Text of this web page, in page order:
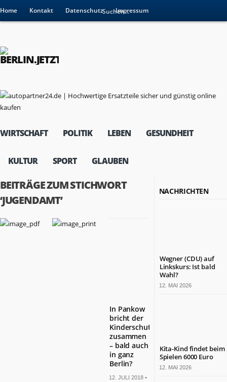
Home Kontakt Datenschutz Impressum
WIRTSCHAFT POLITIK LEBEN GESUNDHEIT
KULTUR SPORT GLAUBEN
BEITRÄGE ZUM STICHWORT
‘JUGENDAMT’
In Pankow
bricht der
Kinderschutz
zusammen
– bald auch
in ganz
Berlin?
12. JULI 2018 •
NACHRICHTEN
Wegner (CDU) auf
Linkskurs: Ist bald
Wahl?
12. MAI 2026
Kita-Kind findet beim
Spielen 6000 Euro
12. MAI 2026